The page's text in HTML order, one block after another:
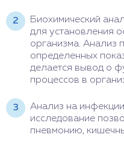
Биохимический
для установления
организма. Анализ
определенных
делается вывод о
процессов в
Анализ на
исследование
пневмонию,